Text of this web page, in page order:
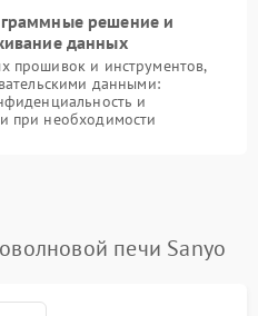
решение и
данных
прошивок и инструментов,
данными:
и
при необходимости
печи Sanyo